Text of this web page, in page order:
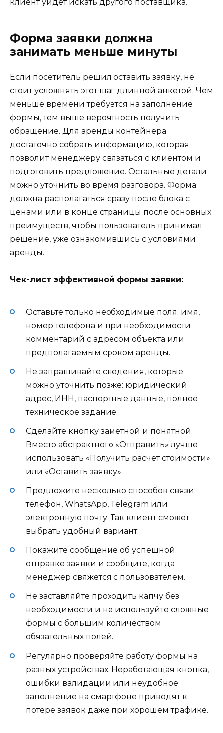
клиент уйдет искать другого поставщика.
Форма заявки должна
занимать меньше минуты
Если посетитель решил оставить заявку, не
стоит усложнять этот шаг длинной анкетой. Чем
меньше времени требуется на заполнение
формы, тем выше вероятность получить
обращение. Для аренды контейнера
достаточно собрать информацию, которая
позволит менеджеру связаться с клиентом и
подготовить предложение. Остальные детали
можно уточнить во время разговора. Форма
должна располагаться сразу после блока с
ценами или в конце страницы после основных
преимуществ, чтобы пользователь принимал
решение, уже ознакомившись с условиями
аренды.
Чек-лист эффективной формы заявки:
Оставьте только необходимые поля: имя,
номер телефона и при необходимости
комментарий с адресом объекта или
предполагаемым сроком аренды.
Не запрашивайте сведения, которые
можно уточнить позже: юридический
адрес, ИНН, паспортные данные, полное
техническое задание.
Сделайте кнопку заметной и понятной.
Вместо абстрактного «Отправить» лучше
использовать «Получить расчет стоимости»
или «Оставить заявку».
Предложите несколько способов связи:
телефон, WhatsApp, Telegram или
электронную почту. Так клиент сможет
выбрать удобный вариант.
Покажите сообщение об успешной
отправке заявки и сообщите, когда
менеджер свяжется с пользователем.
Не заставляйте проходить капчу без
необходимости и не используйте сложные
формы с большим количеством
обязательных полей.
Регулярно проверяйте работу формы на
разных устройствах. Неработающая кнопка,
ошибки валидации или неудобное
заполнение на смартфоне приводят к
потере заявок даже при хорошем трафике.